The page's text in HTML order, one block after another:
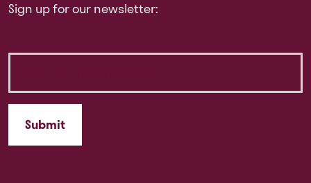
Sign up for our newsletter: